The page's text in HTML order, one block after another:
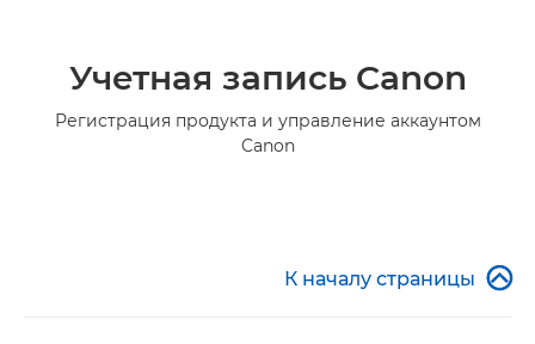
Учетная запись Canon
Регистрация продукта и управление аккаунтом
Canon
К началу страницы 